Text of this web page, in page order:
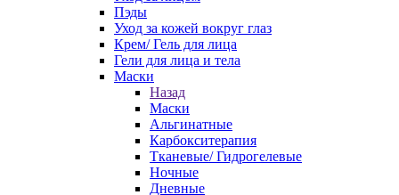
Пэды
Уход за кожей вокруг глаз
Крем/ Гель для лица
Гели для лица и тела
Маски
Назад
Маски
Альгинатные
Карбокситерапия
Тканевые/ Гидрогелевые
Ночные
Дневные